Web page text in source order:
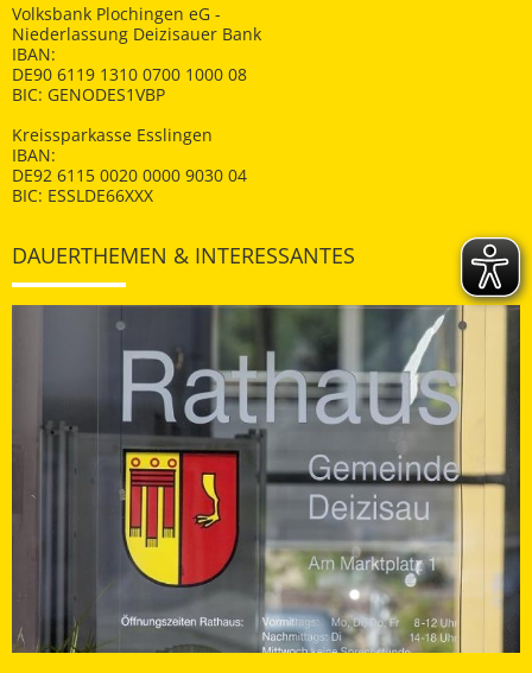
Volksbank Plochingen eG -
Niederlassung Deizisauer Bank
IBAN:
DE90 6119 1310 0700 1000 08
BIC: GENODES1VBP
Kreissparkasse Esslingen
IBAN:
DE92 6115 0020 0000 9030 04
BIC: ESSLDE66XXX
DAUERTHEMEN & INTERESSANTES